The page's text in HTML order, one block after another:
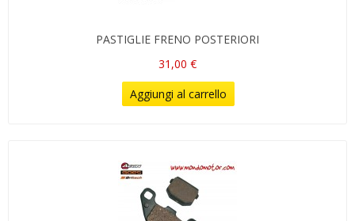
PASTIGLIE FRENO POSTERIORI
31,00 €
Aggiungi al carrello